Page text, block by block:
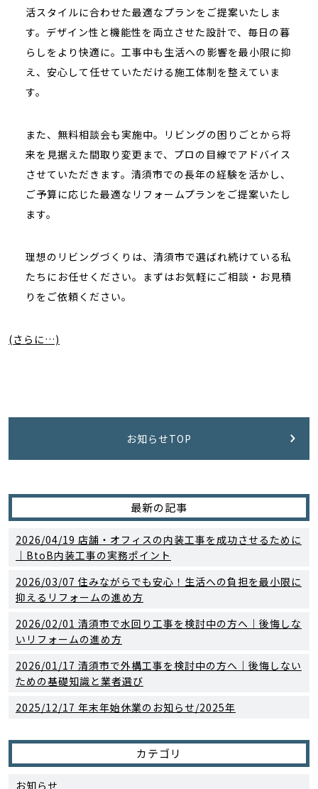
活スタイルに合わせた最適なプランをご提案いたしま
す。デザイン性と機能性を両立させた設計で、毎日の暮
らしをより快適に。工事中も生活への影響を最小限に抑
え、安心して任せていただける施工体制を整えていま
す。
また、無料相談会も実施中。リビングの困りごとから将
来を見据えた間取り変更まで、プロの目線でアドバイス
させていただきます。清須市での長年の経験を活かし、
ご予算に応じた最適なリフォームプランをご提案いたし
ます。
理想のリビングづくりは、清須市で選ばれ続けている私
たちにお任せください。まずはお気軽にご相談・お見積
りをご依頼ください。
(さらに…)
お知らせTOP
最新の記事
2026/04/19 店舗・オフィスの内装工事を成功させるために
｜BtoB内装工事の実務ポイント
2026/03/07 住みながらでも安心！生活への負担を最小限に
抑えるリフォームの進め方
2026/02/01 清須市で水回り工事を検討中の方へ｜後悔しな
いリフォームの進め方
2026/01/17 清須市で外構工事を検討中の方へ｜後悔しない
ための基礎知識と業者選び
2025/12/17 年末年始休業のお知らせ/2025年
カテゴリ
お知らせ